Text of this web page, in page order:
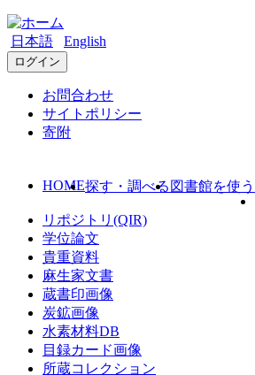
日本語 English
ログイン
お問合わせ
サイトポリシー
寄附
HOME探す・調べる 図書館を使う
リポジトリ(QIR)
学位論文
貴重資料
麻生家文書
蔵書印画像
炭鉱画像
水素材料DB
目録カード画像
所蔵コレクション